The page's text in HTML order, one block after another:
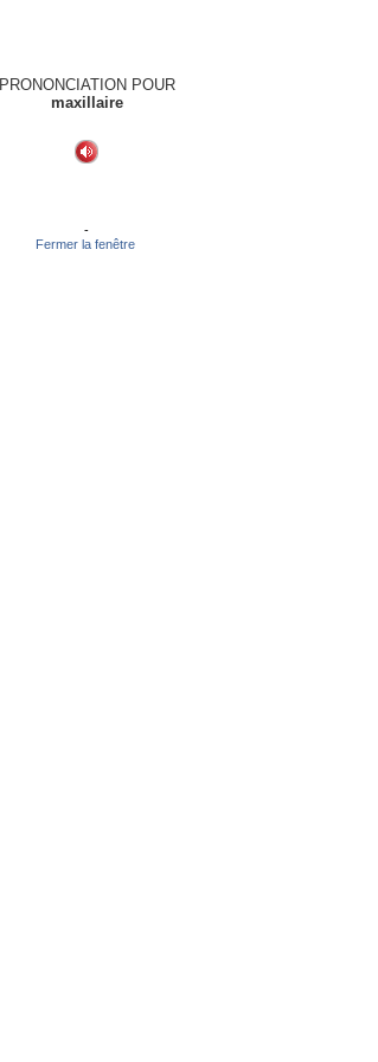
PRONONCIATION POUR
maxillaire
-
Fermer la fenêtre